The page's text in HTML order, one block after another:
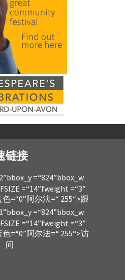
链接
=“824”bbox_w
=“14”fweight =“3”
=“0”阿尔法=“ 255“>跟
=“824”bbox_w
=“14”fweight =“3”
=“0”阿尔法=“ 255“>访
问